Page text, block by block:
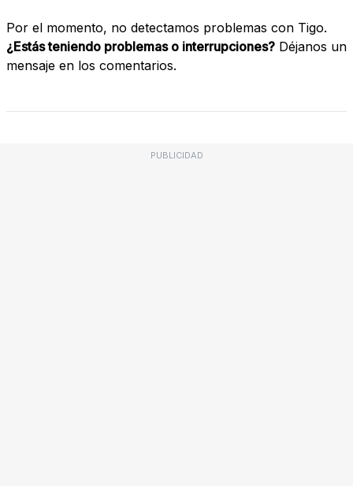
Por el momento, no detectamos problemas con Tigo.
¿Estás teniendo problemas o interrupciones? Déjanos un
mensaje en los comentarios.
PUBLICIDAD